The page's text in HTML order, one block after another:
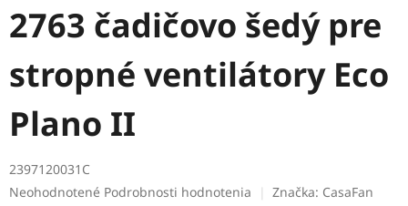
2763 čadičovo šedý pre
stropné ventilátory Eco
Plano II
2397120031C
Priemerné
Neohodnotené Podrobnosti hodnotenia Značka: CasaFan